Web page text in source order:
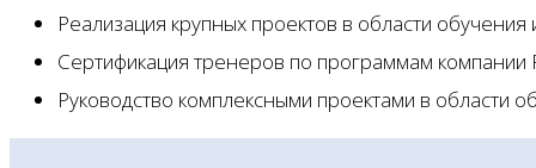
Реализация крупных проектов в области
Сертификация тренеров по программам компании
Руководство комплексными проектами в области